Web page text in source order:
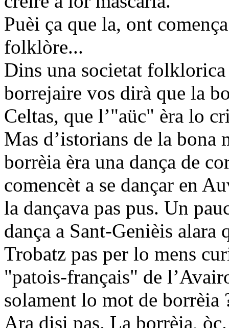
Puèi ça que la, ont
folklòre...
Dins una societat
borrejaire vos dirà que la
Celtas, que l’"aüc" èra lo
Mas d’istorians de la bona
borrèia èra una dança de
comencèt a se dançar en
la dançava pas pus. Un
dança a Sant-Genièis alara
Trobatz pas per lo mens
"patois-français" de
solament lo mot de borrèia
Ara disi pas. La borrèia,